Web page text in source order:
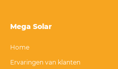
Mega Solar
Home
Ervaringen van klanten